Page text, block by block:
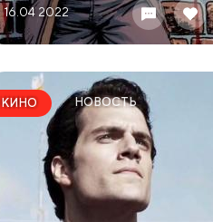
16.04 2022
КИНО НОВОСТЬ